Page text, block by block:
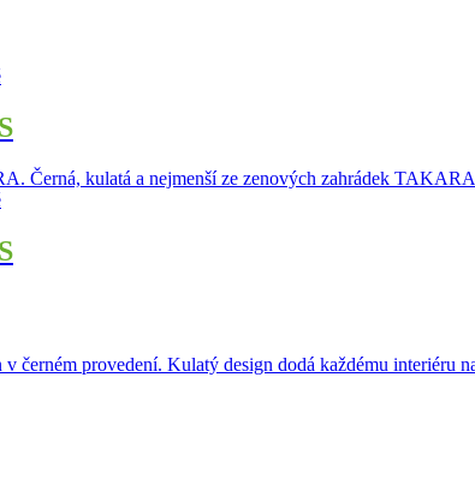
černém provedení. Kulatý design dodá každému interiéru